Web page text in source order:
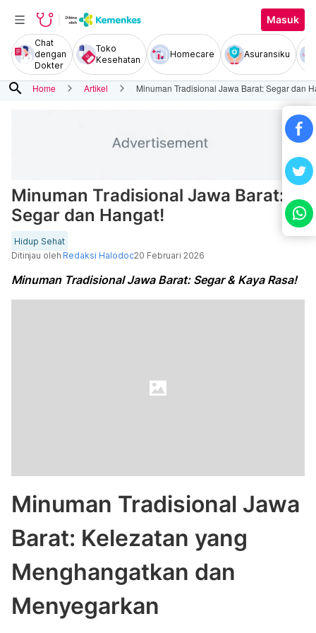
Masuk
Chat
dengan
Dokter
Toko
Kesehatan
Homecare Asuransiku
search Home Artikel Minuman Tradisional Jawa Barat: Segar dan
Minuman Tradisional Jawa Barat:
Segar dan Hangat!
Hidup Sehat
Ditinjau oleh Redaksi Halodoc20 Februari 2026
Minuman Tradisional Jawa Barat: Segar & Kaya Rasa!
Minuman Tradisional Jawa
Barat: Kelezatan yang
Menghangatkan dan
Menyegarkan